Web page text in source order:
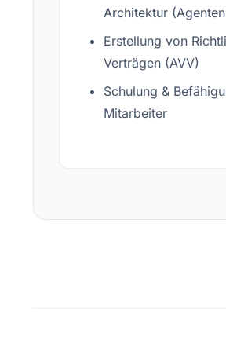
Architektur
Erstellung von
Verträgen (AVV)
Schulung &
Mitarbeiter